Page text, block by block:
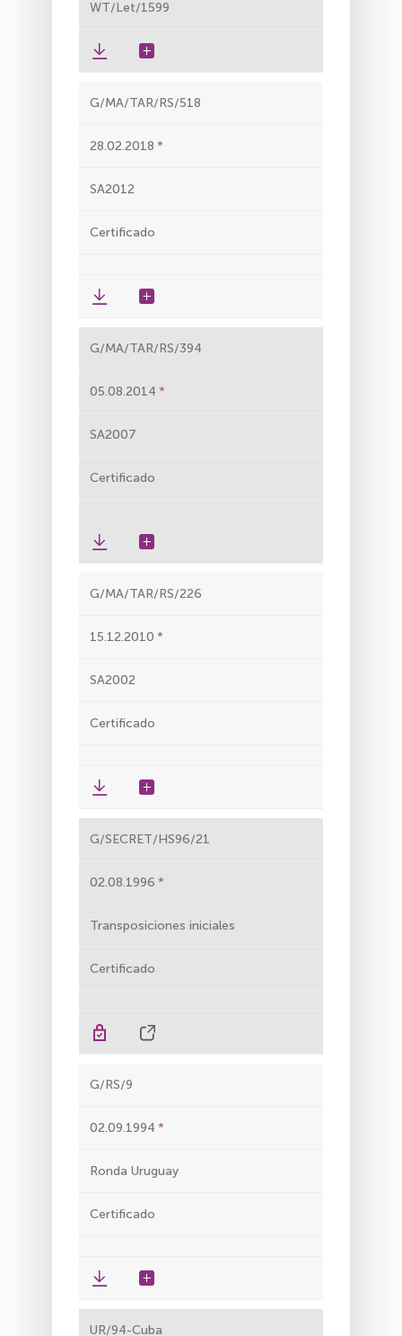
WT/Let/1599
G/MA/TAR/RS/518
28.02.2018
SA2012
Certificado
G/MA/TAR/RS/394
05.08.2014
SA2007
Certificado
G/MA/TAR/RS/226
15.12.2010
SA2002
Certificado
G/SECRET/HS96/21
02.08.1996
Transposiciones iniciales
Certificado
G/RS/9
02.09.1994
Ronda Uruguay
Certificado
UR/94-Cuba